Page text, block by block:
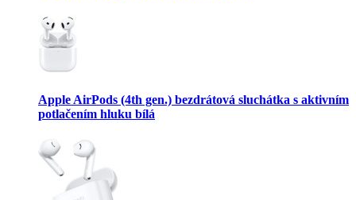
Apple AirPods (4th gen.) bezdrátová sluchátka s aktivním
potlačením hluku bílá